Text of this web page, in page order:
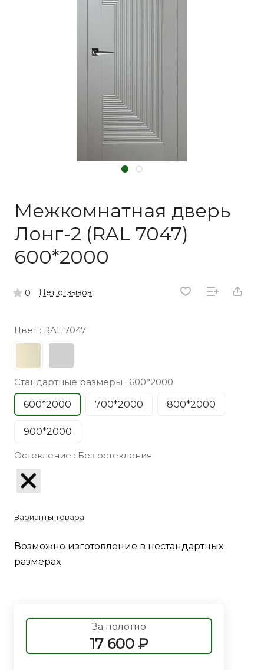
Межкомнатная дверь
Лонг-2 (RAL 7047)
600*2000
0 Нет отзывов
Цвет : RAL 7047
Стандартные размеры : 600*2000
600*2000
700*2000 800*2000
900*2000
Остекление : Без остекления
Варианты товара
Возможно изготовление в нестандартных
размерах
За полотно
17 600 ₽